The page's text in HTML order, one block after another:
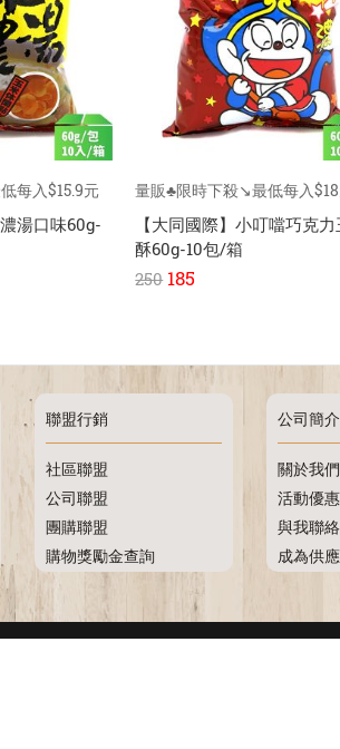
每入$15.9元
湯口味60g-
量販♣限時下殺↘️最低每入
【大同國際】小叮噹巧克
酥60g-10包/箱
250 185
聯盟行銷
社區聯盟
公司聯盟
團購聯盟
購物獎勵金查詢
公司簡介
關於我們
活動優惠
與我聯
成為供